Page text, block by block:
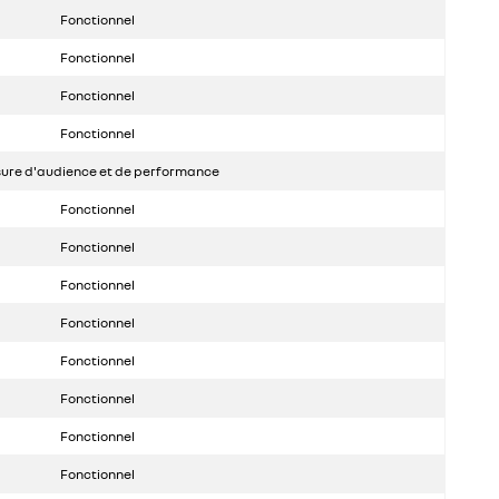
Fonctionnel
Fonctionnel
Fonctionnel
Fonctionnel
d'audience et de performance
Fonctionnel
Fonctionnel
Fonctionnel
Fonctionnel
Fonctionnel
Fonctionnel
Fonctionnel
Fonctionnel